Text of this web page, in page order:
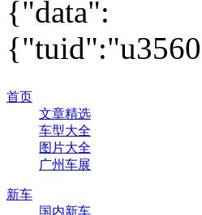
{"data":
首页
文章精选
车型大全
图片大全
广州车展
新车
国内新车